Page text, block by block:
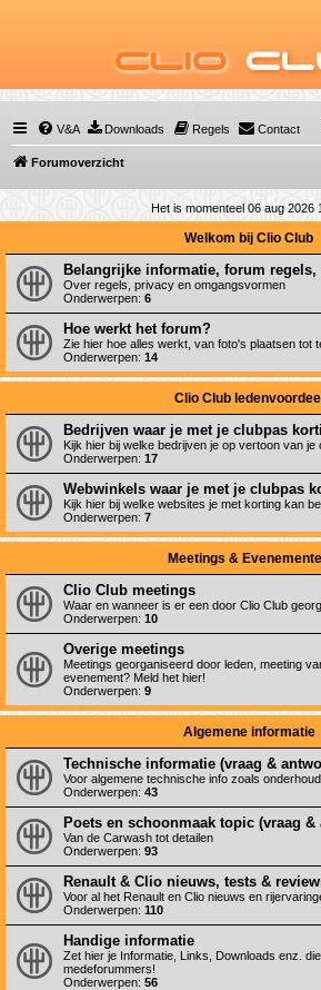
Clio
V&A Downloads Regels Contact
Forumoverzicht
Het is momenteel 06 aug 2026
Welkom bij Clio Club
Belangrijke informatie, forum
Over regels, privacy en omgangsvormen
Onderwerpen: 6
Hoe werkt het forum?
Zie hier hoe alles werkt, van foto's plaatsen tot
Onderwerpen: 14
Clio Club ledenvoordeel
Bedrijven waar je met je clubpas
Kijk hier bij welke bedrijven je op vertoon van
Onderwerpen: 17
Webwinkels waar je met je clubpas
Kijk hier bij welke websites je met korting kan
Onderwerpen: 7
Meetings &
Clio Club meetings
Waar en wanneer is er een door Clio Club
Onderwerpen: 10
Overige meetings
Meetings georganiseerd door leden, meeting
evenement? Meld het hier!
Onderwerpen: 9
Algemene informatie
Technische informatie (vraag &
Voor algemene technische info zoals
Onderwerpen: 43
Poets en schoonmaak topic (vraag &
Van de Carwash tot detailen
Onderwerpen: 93
Renault & Clio nieuws, tests &
Voor al het Renault en Clio nieuws en
Onderwerpen: 110
Handige informatie
Zet hier je Informatie, Links, Downloads enz.
medeforummers!
Onderwerpen: 56